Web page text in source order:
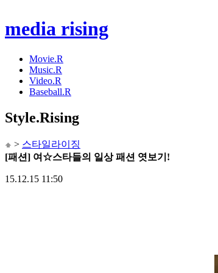
media rising
Movie.R
Music.R
Video.R
Baseball.R
Style.Rising
> 스타일라이징
[패션] 여☆스타들의 일상 패션 엿보기!
15.12.15 11:50